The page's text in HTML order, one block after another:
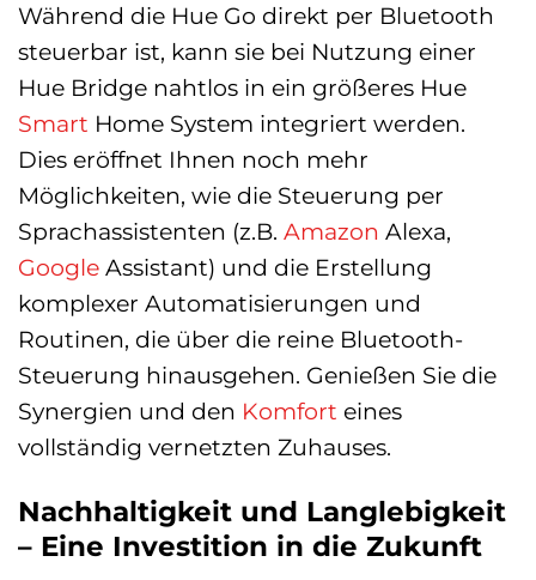
Während die Hue Go direkt per Bluetooth
steuerbar ist, kann sie bei Nutzung einer
Hue Bridge nahtlos in ein größeres Hue
Smart Home System integriert werden.
Dies eröffnet Ihnen noch mehr
Möglichkeiten, wie die Steuerung per
Sprachassistenten (z.B. Amazon Alexa,
Google Assistant) und die Erstellung
komplexer Automatisierungen und
Routinen, die über die reine Bluetooth-
Steuerung hinausgehen. Genießen Sie die
Synergien und den Komfort eines
vollständig vernetzten Zuhauses.
Nachhaltigkeit und Langlebigkeit
– Eine Investition in die Zukunft